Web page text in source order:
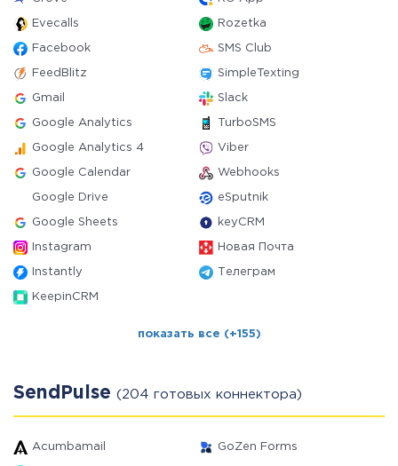
Evecalls Rozetka
Facebook SMS Club
FeedBlitz SimpleTexting
Gmail Slack
Google Analytics TurboSMS
Google Analytics 4 Viber
Google Calendar Webhooks
Google Drive eSputnik
Google Sheets keyCRM
Instagram Новая Почта
Instantly Телеграм
KeepinCRM
показать все (+155)
SendPulse (204 готовых коннектора)
Acumbamail GoZen Forms